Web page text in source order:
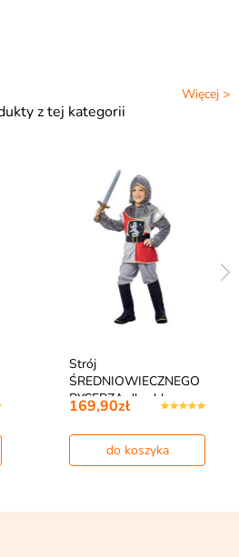
Więcej >
z tej kategorii
Strój
ŚREDNIOWIECZNEGO
RYCERZA dla chłopca
4-6 lat
169,90zł
do koszyka